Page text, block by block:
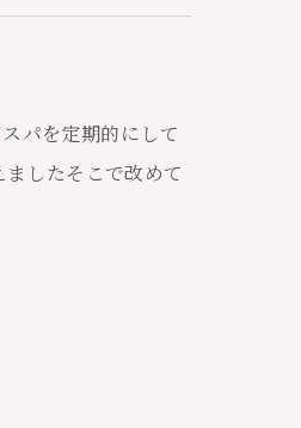
パを定期的にして
したそこで改めて